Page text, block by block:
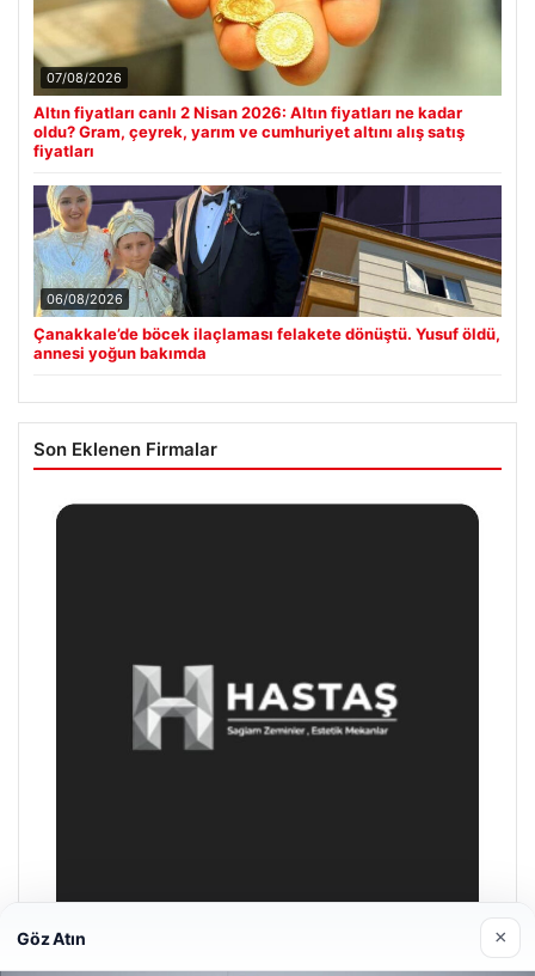
07/08/2026
Altın fiyatları canlı 2 Nisan 2026: Altın fiyatları ne kadar
oldu? Gram, çeyrek, yarım ve cumhuriyet altını alış satış
fiyatları
06/08/2026
Çanakkale’de böcek ilaçlaması felakete dönüştü. Yusuf öldü,
annesi yoğun bakımda
Son Eklenen Firmalar
Göz Atın ×